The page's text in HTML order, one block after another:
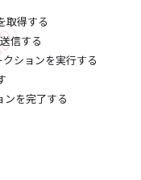
取得する
信する
ションを実行する
ンを完了する